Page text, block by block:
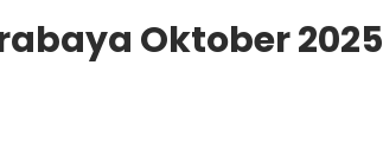
Oktober 2025